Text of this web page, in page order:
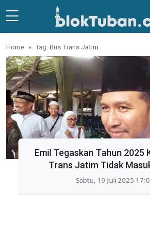
Skip to main content
Home Tag: Bus Trans Jatim
Emil Tegaskan Tahun 2025
Trans Jatim Tidak
Sabtu, 19 Juli 2025